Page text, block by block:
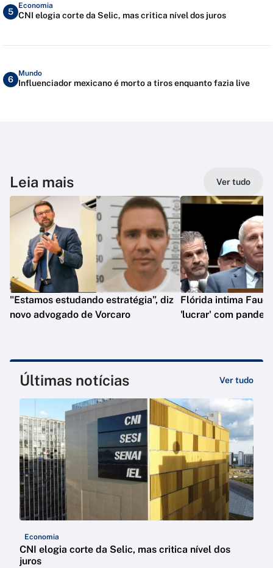
5
Economia
CNI elogia corte da Selic, mas critica nível dos juros
6
Mundo
Influenciador mexicano é morto a tiros enquanto fazia live
Leia mais Ver tudo
"Estamos estudando estratégia”, diz
novo advogado de Vorcaro
Flórida intima
'lucrar' com
Últimas notícias Ver tudo
Economia
CNI elogia corte da Selic, mas critica nível dos
juros